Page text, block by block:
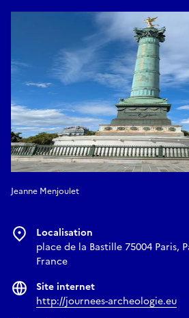
Jeanne Menjoulet
Localisation
place de la Bastille 75004 Paris,
France
Site internet
http://journees-archeologie.eu